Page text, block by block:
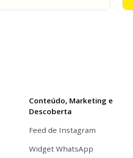
Conteúdo, Marketing e
Descoberta
Feed de Instagram
Widget WhatsApp